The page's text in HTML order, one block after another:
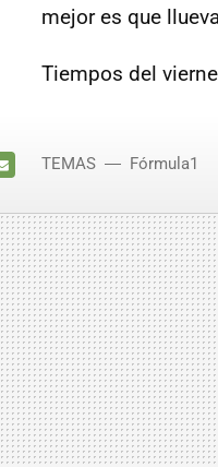
mejor es que
Tiempos del
TEMAS Fórmula1